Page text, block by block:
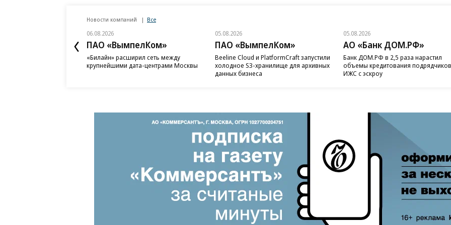
Новости компаний Все
06.08.2026
ПАО «ВымпелКом»
«Билайн» расширил сеть между
крупнейшими дата-центрами Москвы
05.08.2026
ПАО «ВымпелКом»
Beeline Cloud и PlatformCraft запустили
холодное S3-хранилище для архивных
данных бизнеса
05.08.2026
АО «Банк ДОМ.РФ»
Банк ДОМ.РФ в 2,5 раза нарастил
объемы кредитования подрядчиков
ИЖС с эскроу